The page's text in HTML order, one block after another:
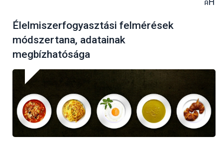
Élelmiszerfogyasztási felmérések
módszertana, adatainak
megbízhatósága